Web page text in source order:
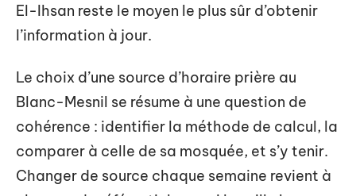
El-Ihsan reste le moyen le plus sûr d’obtenir
l’information à jour.
Le choix d’une source d’horaire prière au
Blanc-Mesnil se résume à une question de
cohérence : identifier la méthode de calcul, la
comparer à celle de sa mosquée, et s’y tenir.
Changer de source chaque semaine revient à